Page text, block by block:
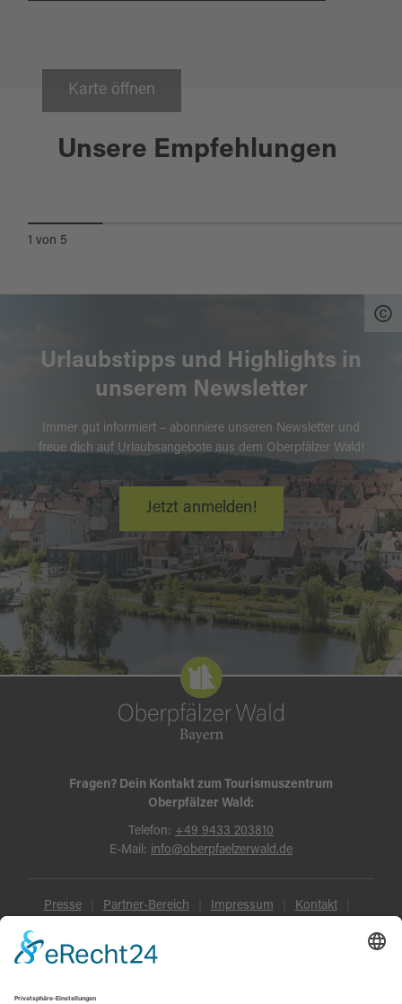
Karte öffnen
Unsere Empfehlungen
Waldsassen
1 von 5
Urlaubstipps und Highlights in
unserem Newsletter
Immer gut informiert – abonniere unseren Newsletter und
freue dich auf Urlaubsangebote aus dem Oberpfälzer Wald!
Jetzt anmelden!
Fragen? Dein Kontakt zum Tourismuszentrum
Oberpfälzer Wald:
Telefon: +49 9433 203810
E-Mail: info@oberpfaelzerwald.de
Presse Partner-Bereich Impressum Kontakt
Datenschutz